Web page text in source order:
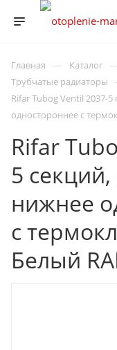
Главная — Каталог
Трубчатые радиаторы
Rifar Tubog Ventil 2037-
одностороннее с
Rifar
5
нижнее
с
Белый